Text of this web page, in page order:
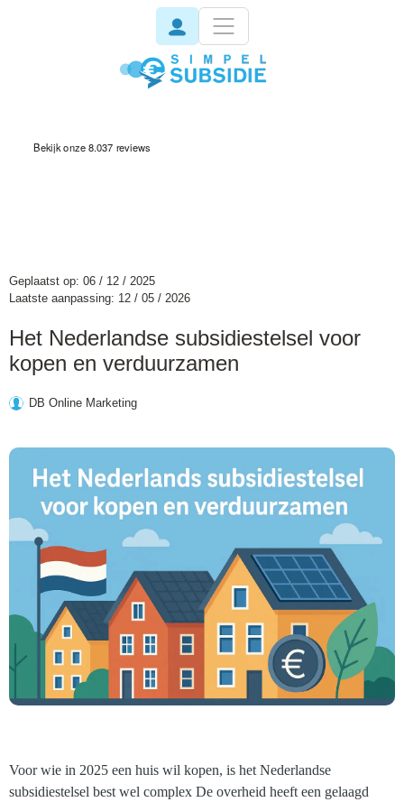
Geplaatst op: 06 / 12 / 2025
Laatste aanpassing: 12 / 05 / 2026
Het Nederlandse subsidiestelsel voor
kopen en verduurzamen
DB Online Marketing
Voor wie in 2025 een huis wil kopen, is het Nederlandse
subsidiestelsel best wel complex De overheid heeft een gelaagd